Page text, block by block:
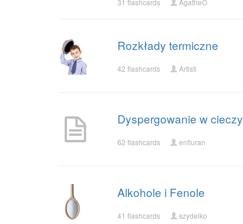
31 flashcards AgatheO
Rozkłady termiczne
42 flashcards Artisti
Dyspergowanie w cieczy
62 flashcards enfluran
Alkohole i Fenole
41 flashcards szydelko